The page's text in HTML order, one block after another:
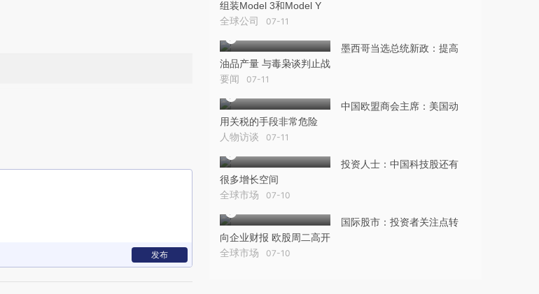
发布
组装Model 3和Model Y
全球公司 07-11
墨西哥当选总统新政：提高
油品产量 与毒枭谈判止战
要闻 07-11
中国欧盟商会主席：美国动
用关税的手段非常危险
人物访谈 07-11
投资人士：中国科技股还有
很多增长空间
全球市场 07-10
国际股市：投资者关注点转
向企业财报 欧股周二高开
全球市场 07-10